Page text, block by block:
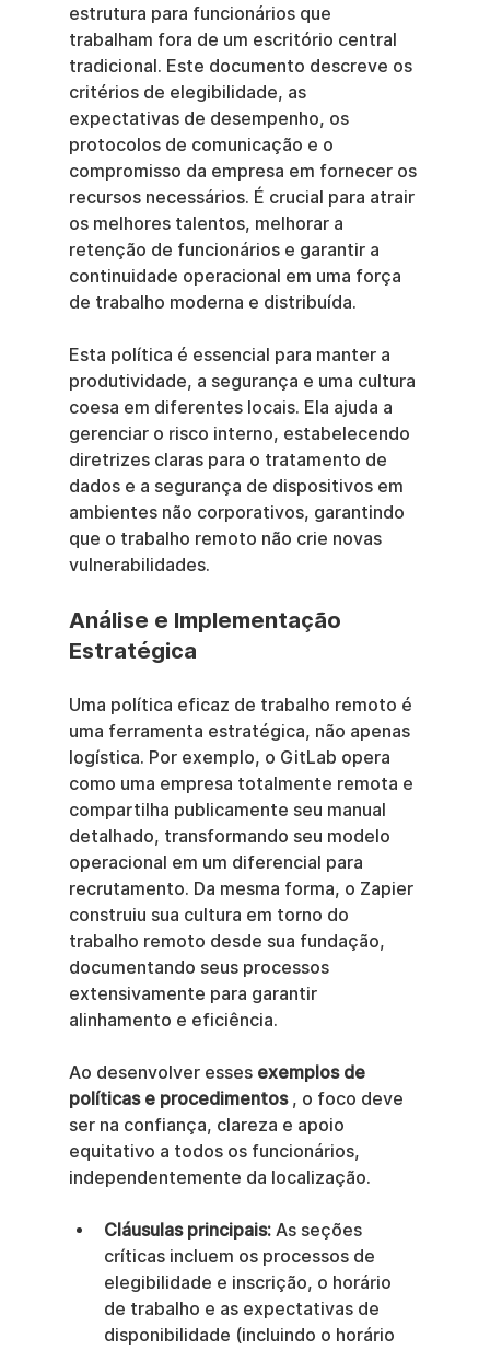
estrutura para funcionários que
trabalham fora de um escritório central
tradicional. Este documento descreve os
critérios de elegibilidade, as
expectativas de desempenho, os
protocolos de comunicação e o
compromisso da empresa em fornecer os
recursos necessários. É crucial para atrair
os melhores talentos, melhorar a
retenção de funcionários e garantir a
continuidade operacional em uma força
de trabalho moderna e distribuída.
Esta política é essencial para manter a
produtividade, a segurança e uma cultura
coesa em diferentes locais. Ela ajuda a
gerenciar o risco interno, estabelecendo
diretrizes claras para o tratamento de
dados e a segurança de dispositivos em
ambientes não corporativos, garantindo
que o trabalho remoto não crie novas
vulnerabilidades.
Análise e Implementação
Estratégica
Uma política eficaz de trabalho remoto é
uma ferramenta estratégica, não apenas
logística. Por exemplo, o GitLab opera
como uma empresa totalmente remota e
compartilha publicamente seu manual
detalhado, transformando seu modelo
operacional em um diferencial para
recrutamento. Da mesma forma, o Zapier
construiu sua cultura em torno do
trabalho remoto desde sua fundação,
documentando seus processos
extensivamente para garantir
alinhamento e eficiência.
Ao desenvolver esses exemplos de
políticas e procedimentos , o foco deve
ser na confiança, clareza e apoio
equitativo a todos os funcionários,
independentemente da localização.
Cláusulas principais: As seções
críticas incluem os processos de
elegibilidade e inscrição, o horário
de trabalho e as expectativas de
disponibilidade (incluindo o horário